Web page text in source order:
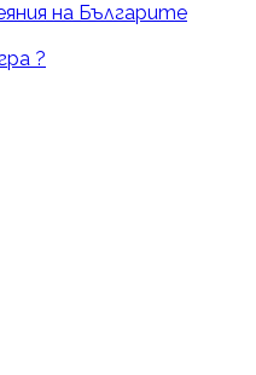
на Българите
?